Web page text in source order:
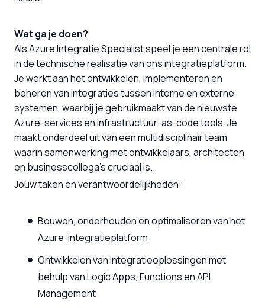
Wat ga je doen?
Als Azure Integratie Specialist speel je een centrale rol
in de technische realisatie van ons integratieplatform.
Je werkt aan het ontwikkelen, implementeren en
beheren van integraties tussen interne en externe
systemen, waarbij je gebruikmaakt van de nieuwste
Azure-services en infrastructuur-as-code tools. Je
maakt onderdeel uit van een multidisciplinair team
waarin samenwerking met ontwikkelaars, architecten
en businesscollega’s cruciaal is.
Jouw taken en verantwoordelijkheden:
Bouwen, onderhouden en optimaliseren van het
Azure-integratieplatform
Ontwikkelen van integratieoplossingen met
behulp van Logic Apps, Functions en API
Management